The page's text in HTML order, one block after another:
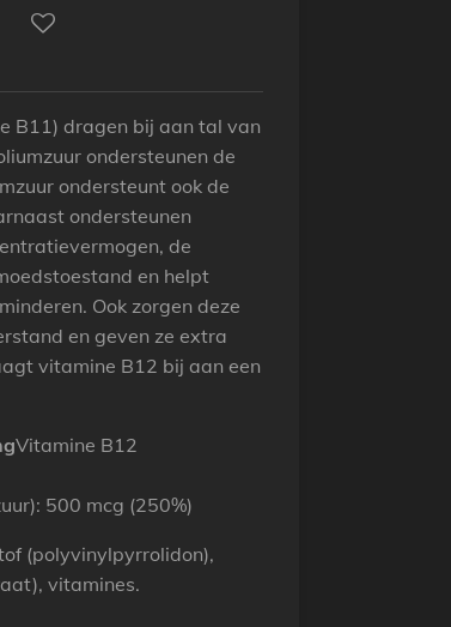
B11) dragen bij aan tal van
ondersteunen de
ondersteunt ook de
ondersteunen
de
en helpt
Ook zorgen deze
en geven ze extra
vitamine B12 bij aan een
Vitamine B12
500 mcg (250%)
(polyvinylpyrrolidon),
vitamines.